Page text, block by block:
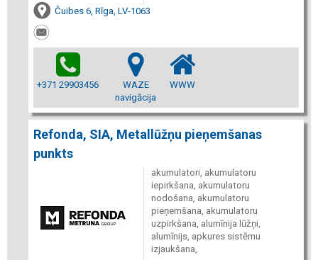
Čuibes 6, Rīga, LV-1063
+371 29903456
WAZE
navigācija
WWW
Refonda, SIA, Metallūžņu pieņemšanas
punkts
akumulatori, akumulatoru
iepirkšana, akumulatoru
nodošana, akumulatoru
pieņemšana, akumulatoru
uzpirkšana, alumīnija lūžņi,
alumīnijs, apkures sistēmu
izjaukšana,